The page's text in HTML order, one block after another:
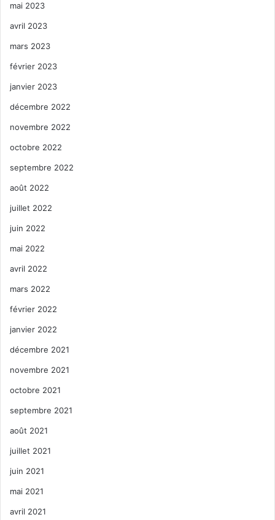
mai 2023
avril 2023
mars 2023
février 2023
janvier 2023
décembre 2022
novembre 2022
octobre 2022
septembre 2022
août 2022
juillet 2022
juin 2022
mai 2022
avril 2022
mars 2022
février 2022
janvier 2022
décembre 2021
novembre 2021
octobre 2021
septembre 2021
août 2021
juillet 2021
juin 2021
mai 2021
avril 2021